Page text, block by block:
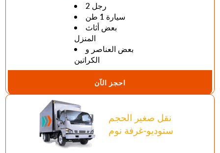
2 رجل
سيارة 1 طن
بعض أثاث
المنزل
بعض العناصر و
الكراتين
احجز الآن
نقل صغير الحجم
ستوديو-غرفة نوم